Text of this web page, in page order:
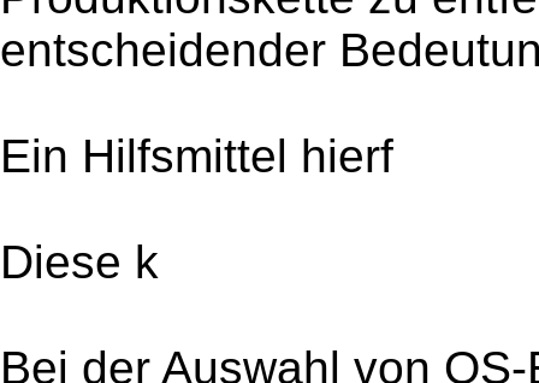
entscheidender
Ein Hilfsmittel hierf
Diese k
Bei der Auswahl von